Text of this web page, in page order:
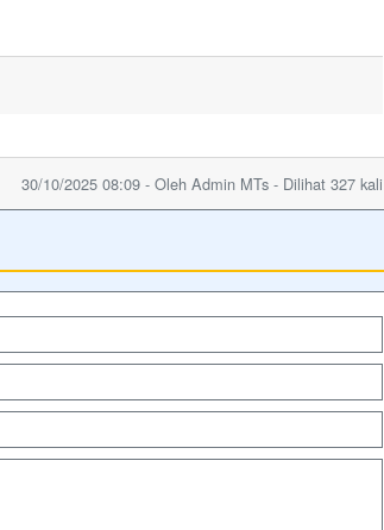
30/10/2025 08:09 - Oleh Admin MTs - Dilihat 327 kali